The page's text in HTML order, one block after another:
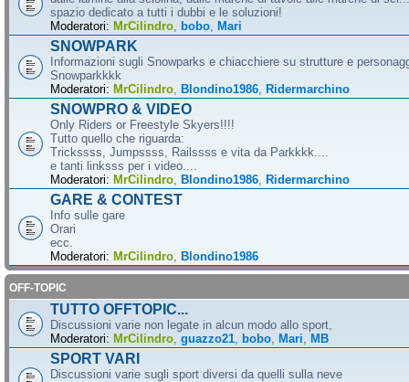
spazio dedicato a tutti i dubbi e le soluzioni!
Moderatori: MrCilindro bobo Mari
SNOWPARK
Informazioni sugli Snowparks e chiacchiere su strutture e
Snowparkkkk
Moderatori: MrCilindro Blondino1986 Ridermarchino
SNOWPRO & VIDEO
Only Riders or Freestyle Skyers!!!!
Tutto quello che riguarda:
Trickssss, Jumpssss, Railssss e vita da Parkkkk....
e tanti linksss per i video....
Moderatori: MrCilindro Blondino1986 Ridermarchino
GARE & CONTEST
Info sulle gare
Orari
ecc.
Moderatori: MrCilindro Blondino1986
OFF-TOPIC
TUTTO OFFTOPIC...
Discussioni varie non legate in alcun modo allo sport,
Moderatori: MrCilindro guazzo21 bobo Mari MB
SPORT VARI
Discussioni varie sugli sport diversi da quelli sulla neve